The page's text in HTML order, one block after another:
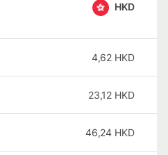
HKD
4,62 HKD
23,12 HKD
46,24 HKD